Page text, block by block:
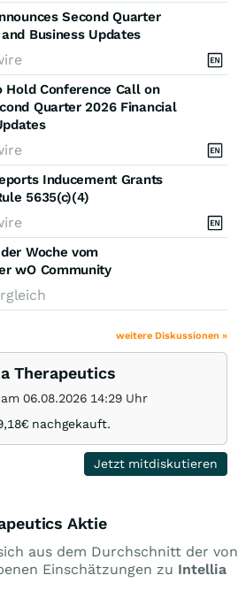
Second Quarter
Business Updates
Conference Call on
Quarter 2026 Financial
Inducement Grants
5635(c)(4)
Woche vom
wO Community
weitere Diskussionen »
Therapeutics
06.08.2026 14:29 Uhr
nachgekauft.
Jetzt mitdiskutieren
Aktie
aus dem Durchschnitt der von
Einschätzungen zu Intellia